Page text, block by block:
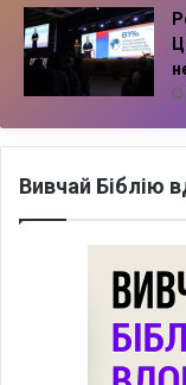
Вивчай Біблію